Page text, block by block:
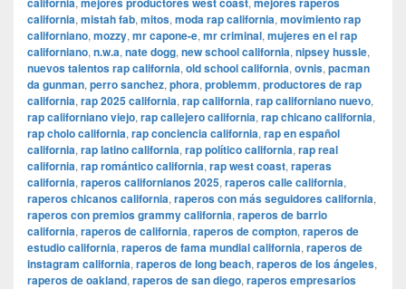
california, mistah fab, mitos, moda rap california, movimiento rap
californiano, mozzy, mr capone-e, mr criminal, mujeres en el rap
californiano, n.w.a, nate dogg, new school california, nipsey hussle,
nuevos talentos rap california, old school california, ovnis, pacman
da gunman, perro sanchez, phora, problemm, productores de rap
california, rap 2025 california, rap california, rap californiano nuevo,
rap californiano viejo, rap callejero california, rap chicano california,
rap cholo california, rap conciencia california, rap en español
california, rap latino california, rap político california, rap real
california, rap romántico california, rap west coast, raperas
california, raperos californianos 2025, raperos calle california,
raperos chicanos california, raperos con más seguidores california,
raperos con premios grammy california, raperos de barrio
california, raperos de california, raperos de compton, raperos de
estudio california, raperos de fama mundial california, raperos de
instagram california, raperos de long beach, raperos de los ángeles,
raperos de oakland, raperos de san diego, raperos empresarios